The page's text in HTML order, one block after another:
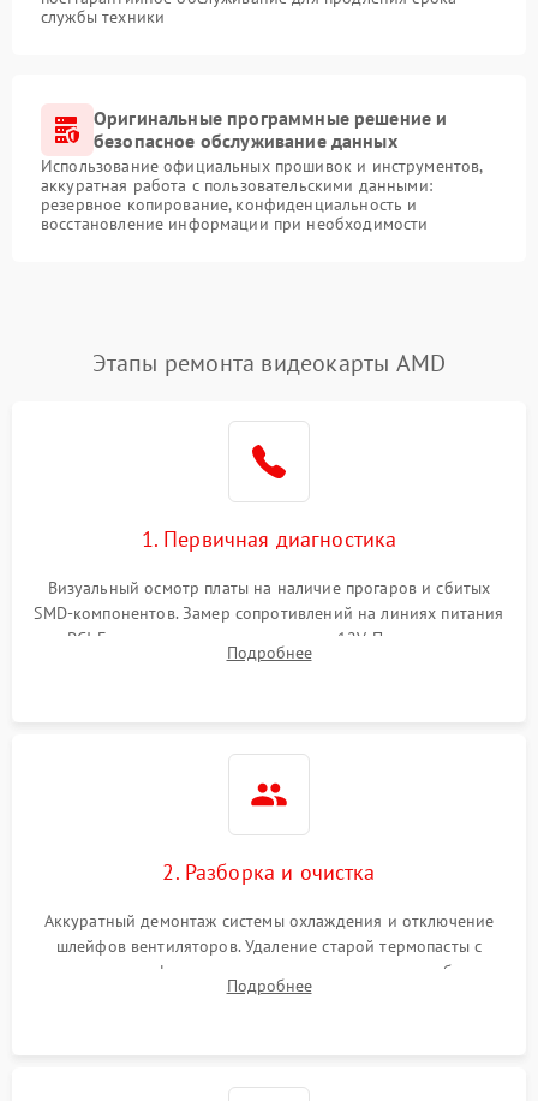
службы техники
Оригинальные программные решение и
безопасное обслуживание данных
Использование официальных прошивок и инструментов,
аккуратная работа с пользовательскими данными:
резервное копирование, конфиденциальность и
восстановление информации при необходимости
Этапы ремонта видеокарты AMD
1. Первичная диагностика
Визуальный осмотр платы на наличие прогаров и сбитых
SMD-компонентов. Замер сопротивлений на линиях питания
PCI-E и дополнительных разъемах 12V. Проверка на
короткое замыкание основных дросселей питания GPU и
Подробнее
2. Разборка и очистка
Аккуратный демонтаж системы охлаждения и отключение
шлейфов вентиляторов. Удаление старой термопасты с
кристалла графического чипа и термопрокладок с банок
памяти и зоны VRM. Очистка платы от пыли и окислов.
Подробнее